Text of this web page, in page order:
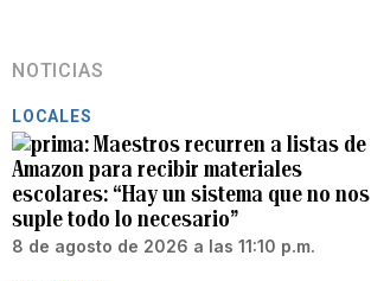
NOTICIAS
LOCALES
Maestros recurren a listas de
Amazon para recibir materiales
escolares: “Hay un sistema que no nos
suple todo lo necesario”
8 de agosto de 2026 a las 11:10 p.m.